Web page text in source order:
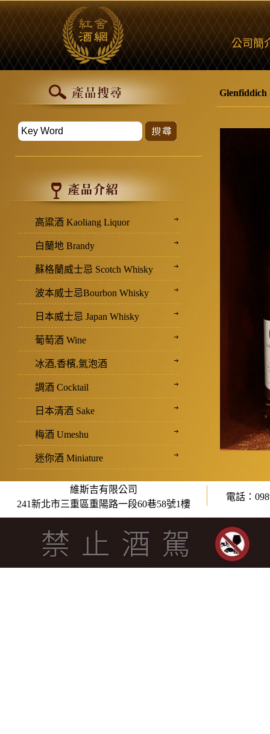
公司簡
高粱酒 Kaoliang Liquor
白蘭地 Brandy
蘇格蘭威士忌 Scotch Whisky
波本威士忌Bourbon Whisky
日本威士忌 Japan Whisky
葡萄酒 Wine
冰酒,香檳,氣泡酒
調酒 Cocktail
日本清酒 Sake
梅酒 Umeshu
迷你酒 Miniature
Glenfiddich
維斯吉有限公司
241新北市三重區重陽路一段60巷58號1樓
電話：